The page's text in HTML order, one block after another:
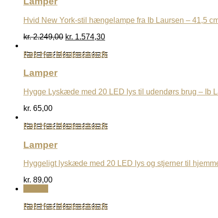
Hvid New York-stil hængelampe fra Ib Laursen – 41,5
kr.2.249,00 Den
pris
kr. 1.574,30Den
pris
Køb Hos Mostersskur.dk
Lamper
Hygge Lyskæde med 20 LED lys til udendørs brug – Ib
kr. 65,00
Køb Hos Mostersskur.dk
Lamper
Hyggeligt lyskæde med 20 LED lys og stjerner til
kr. 89,00
Køb Hos Mostersskur.dk